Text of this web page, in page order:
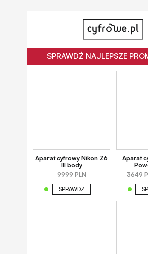
SPRAWDŹ NAJLEPSZE
Aparat cyfrowy Nikon Z6
III body
9999 PLN
SPRAWDŹ
Aparat
3649